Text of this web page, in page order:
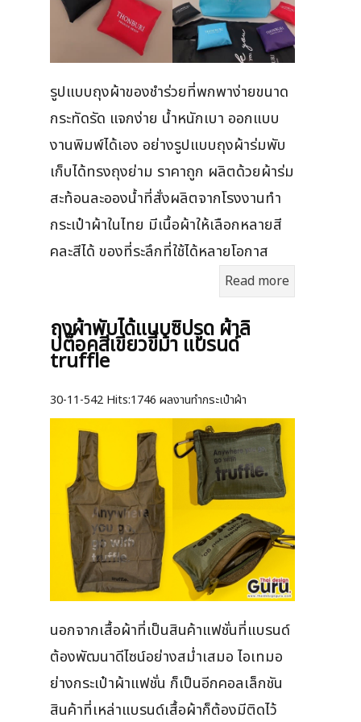
รูปแบบถุงผ้าของชำร่วยที่พกพาง่ายขนาด
กระทัดรัด แจกง่าย น้ำหนักเบา ออกแบบ
งานพิมพ์ได้เอง อย่างรูปแบบถุงผ้าร่มพับ
เก็บได้ทรงถุงย่าม ราคาถูก ผลิตด้วยผ้าร่ม
สะท้อนละอองน้ำที่สั่งผลิตจากโรงงานทำ
กระเป๋าผ้าในไทย มีเนื้อผ้าให้เลือกหลายสี
คละสีได้ ของที่ระลึกที่ใช้ได้หลายโอกาส
Read more
ถุงผ้าพับได้แบบซิปรูด ผ้าลิ
ปต็อคสีเขียวขี้ม้า แบรนด์
truffle
30-11-542 Hits:1746 ผลงานทำกระเป๋าผ้า
นอกจากเสื้อผ้าที่เป็นสินค้าแฟชั่นที่แบรนด์
ต้องพัฒนาดีไซน์อย่างสม่ำเสมอ ไอเทมอ
ย่างกระเป๋าผ้าแฟชั่น ก็เป็นอีกคอลเล็กชัน
สินค้าที่เหล่าแบรนด์เสื้อผ้าก็ต้องมีติดไว้